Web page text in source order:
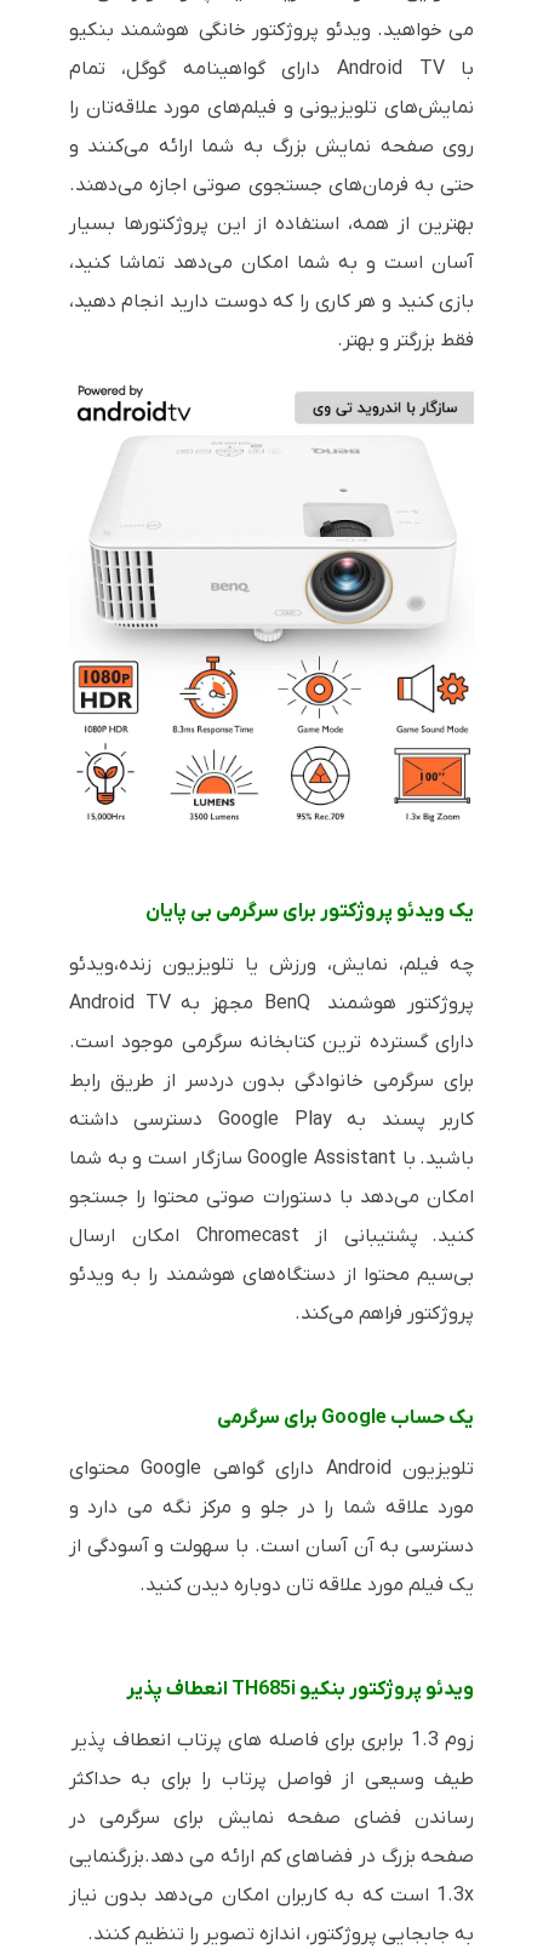
می خواهید. ویدئو پروژکتور خانگی هوشمند بنکیو
با Android TV دارای گواهینامه گوگل، تمام
نمایش‌های تلویزیونی و فیلم‌های مورد علاقه‌تان را
روی صفحه نمایش بزرگ به شما ارائه می‌کنند و
حتی به فرمان‌های جستجوی صوتی اجازه می‌دهند.
بهترین از همه، استفاده از این پروژکتورها بسیار
آسان است و به شما امکان می‌دهد تماشا کنید،
بازی کنید و هر کاری را که دوست دارید انجام دهید،
فقط بزرگتر و بهتر.
یک ویدئو پروژکتور برای سرگرمی بی پایان
چه فیلم، نمایش، ورزش یا تلویزیون زنده،ویدئو
پروژکتور هوشمند BenQ مجهز به Android TV
دارای گسترده ترین کتابخانه سرگرمی موجود است.
برای سرگرمی خانوادگی بدون دردسر از طریق رابط
کاربر پسند به Google Play دسترسی داشته
باشید.
با Google Assistant سازگار است و به شما
امکان می‌دهد با دستورات صوتی محتوا را جستجو
کنید.
پشتیبانی از Chromecast امکان ارسال
بی‌سیم محتوا از دستگاه‌های هوشمند را به ویدئو
پروژکتور فراهم می‌کند.
یک حساب Google برای سرگرمی
تلویزیون Android دارای گواهی Google محتوای
مورد علاقه شما را در جلو و مرکز نگه می دارد و
دسترسی به آن آسان است. با سهولت و آسودگی از
یک فیلم مورد علاقه تان دوباره دیدن کنید.
ویدئو پروژکتور بنکیو TH685i انعطاف پذیر
زوم 1.3 برابری برای فاصله های پرتاب انعطاف پذیر
طیف وسیعی از فواصل پرتاب را برای به حداکثر
رساندن فضای صفحه نمایش برای سرگرمی در
صفحه بزرگ در فضاهای کم ارائه می دهد.بزرگنمایی
1.3x است که به کاربران امکان می‌دهد بدون نیاز
به جابجایی پروژکتور، اندازه تصویر را تنظیم کنند.